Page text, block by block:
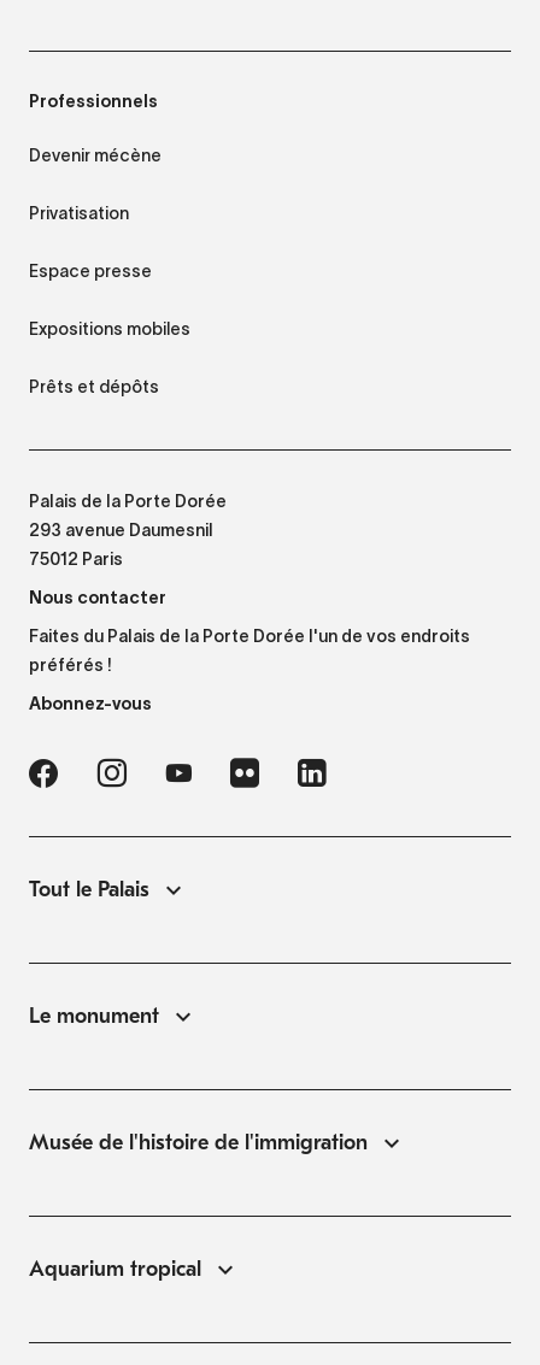
Professionnels
Devenir mécène
Privatisation
Espace presse
Expositions mobiles
Prêts et dépôts
Palais de la Porte Dorée
293 avenue Daumesnil
75012 Paris
Nous contacter
Faites du Palais de la Porte Dorée l'un de vos endroits
préférés !
Abonnez-vous
Tout le Palais
Le monument
Musée de l'histoire de l'immigration
Aquarium tropical